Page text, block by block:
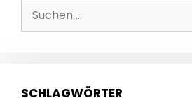
Suchen
nach:
SCHLAGWÖRTER